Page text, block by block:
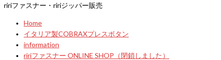
ririファスナー・ririジッパー販売
Home
イタリア製COBRAXプレスボタン
information
ririファスナー ONLINE SHOP（閉鎖しました）